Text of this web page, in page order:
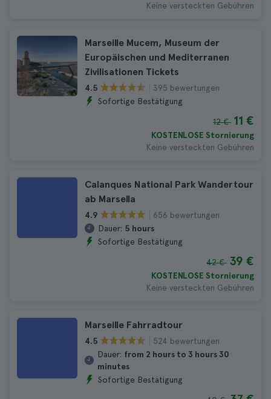
Keine versteckten Gebühren
Marseille Mucem, Museum der
Europäischen und Mediterranen
Zivilisationen Tickets
4.5
395 bewertungen
Sofortige Bestätigung
12 € 11 €
KOSTENLOSE Stornierung
Keine versteckten Gebühren
Calanques National Park Wandertour
ab Marsella
4.9
656 bewertungen
Dauer: 5 hours
Sofortige Bestätigung
42 € 39 €
KOSTENLOSE Stornierung
Keine versteckten Gebühren
Marseille Fahrradtour
4.5
524 bewertungen
Dauer: from 2 hours to 3 hours 30
minutes
Sofortige Bestätigung